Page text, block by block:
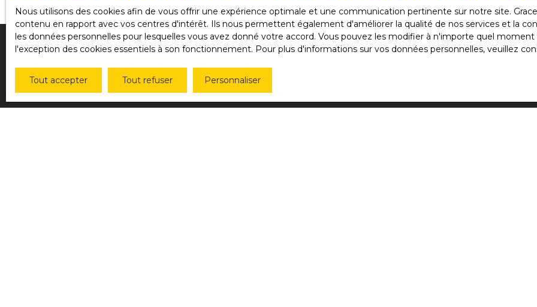
Nous utilisons des cookies afin de vous offrir une expérience optimale et une communication pertinente sur notre site.
contenu en rapport avec vos centres d'intérêt. Ils nous permettent également d'améliorer la qualité de nos services et la
les données personnelles pour lesquelles vous avez donné votre accord. Vous pouvez les modifier à n'importe quel moment
l'exception des cookies essentiels à son fonctionnement. Pour plus d'informations sur vos données personnelles, veuillez
Tout accepter Tout refuser Personnaliser